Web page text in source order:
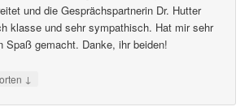
und die Gesprächspartnerin Dr. Hutter
klasse und sehr sympathisch. Hat mir sehr
Spaß gemacht. Danke, ihr beiden!
↓